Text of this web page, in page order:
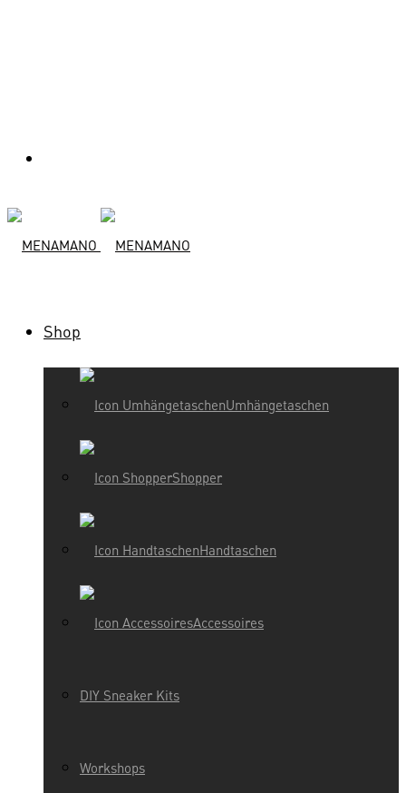
Shop
Umhängetaschen
Shopper
Handtaschen
Accessoires
DIY Sneaker Kits
Workshops